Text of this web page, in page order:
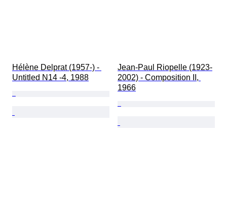
Hélène Delprat (1957-) -
Untitled N14 -4, 1988
Jean-Paul Riopelle (1923-
2002) - Composition II,
1966